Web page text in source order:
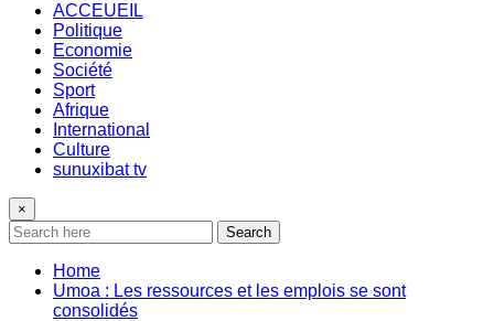
ACCEUEIL
Politique
Economie
Société
Sport
Afrique
International
Culture
sunuxibat tv
×
Search
Home
Umoa : Les ressources et les emplois se sont
consolidés